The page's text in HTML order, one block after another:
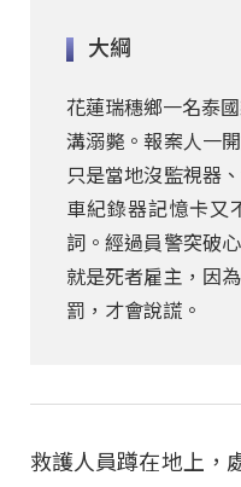
大綱
花蓮瑞穗鄉一名泰
溝溺斃。報案人一
只是當地沒監視器
車紀錄器記憶卡又
詞。經過員警突破
就是死者雇主，因
罰，才會說謊。
救護人員蹲在地上，